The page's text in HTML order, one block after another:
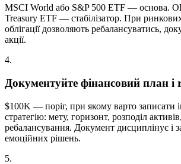
MSCI World або S&P 500 ETF — основа.
Treasury ETF — стабілізатор. При
облігації дозволяють ребалансуватись,
акції.
4.
Документуйте фінансовий план
$100K — поріг, при якому варто записати
стратегію: мету, горизонт, розподіл
ребалансування. Документ дисциплінує і
емоційних рішень.
5.